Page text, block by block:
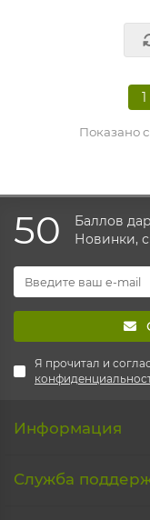
1
Показано с
50
Баллов
Новинки,
Я прочитал и
Информация
Служба